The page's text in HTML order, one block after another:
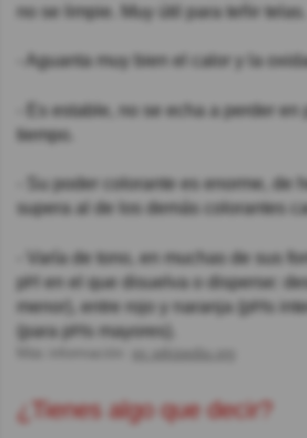
no se limpie. Muy útil para teñir telas.
- Aguanta muy bien el calor y la
- Es estable, no se echa a perder en
tiempo.
- Su poder colorante es enorme, de
supera al de los demás colorantes
- Varía de tono, en muchas de sus
pH en el que disuelva o disperse:
menor), entre rojo y naranja (pHs
(para pHs mayores).
es.wikipedia.org
¿Tienes algo que decir?